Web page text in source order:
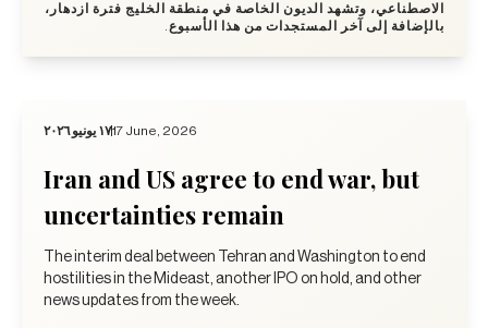
الاصطناعي، وتشهد الديون الخاصة في منطقة الخليج فترة ازدهار،
بالإضافة إلى آخر المستجدات من هذا الأسبوع.
١٧ يونيو ٢٠٢٦17 June, 2026
Iran and US agree to end war, but
uncertainties remain
The interim deal between Tehran and Washington to end
hostilities in the Mideast, another IPO on hold, and other
news updates from the week.